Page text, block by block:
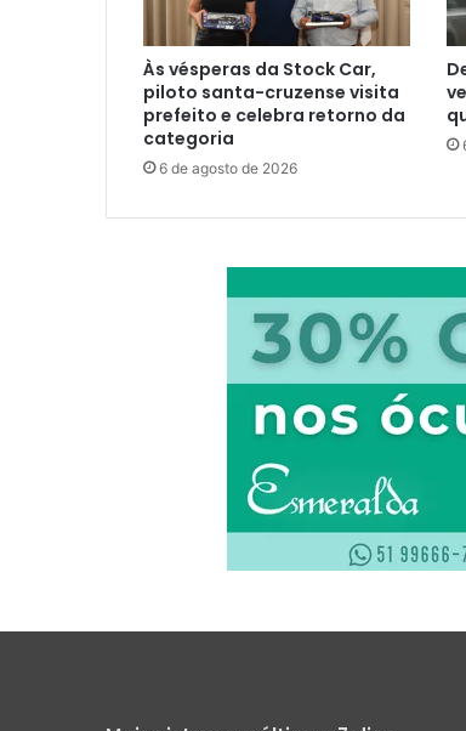
Às vésperas da Stock Car,
piloto santa-cruzense visita
prefeito e celebra retorno da
categoria
6 de agosto de 2026